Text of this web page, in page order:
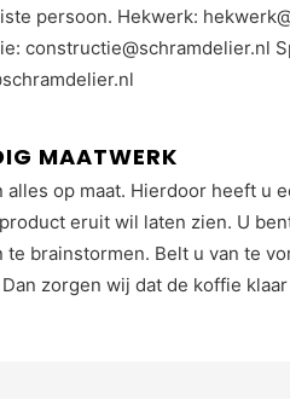
persoon. Hekwerk:
constructie@schramdelier.nl
MAATWERK
alles op maat. Hierdoor heeft u
eruit wil laten zien. U
te brainstormen. Belt u van te
zorgen wij dat de koffie